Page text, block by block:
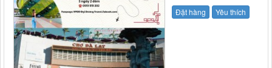
Đặt hàng Yêu thích